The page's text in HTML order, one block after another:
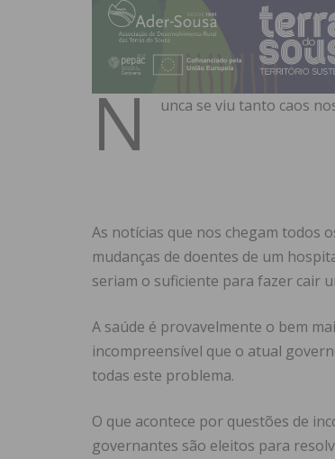
N unca se viu tanto caos
As notícias que nos chegam todos
mudanças de doentes de um
seriam o suficiente para fazer cair
A saúde é provavelmente o bem
incompreensível que o atual
todas este problema.
O que acontece por questões de
governantes são eleitos para